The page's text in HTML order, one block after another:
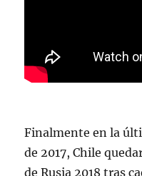
Finalmente en la
de 2017, Chile
de Rusia 2018 tras